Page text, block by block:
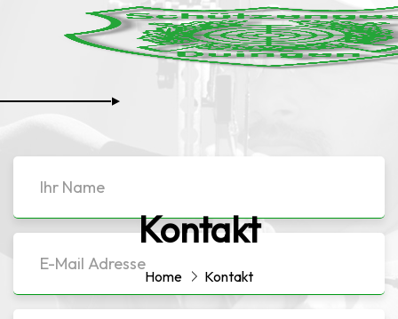
Kontakt
Home Kontakt
TELEFON